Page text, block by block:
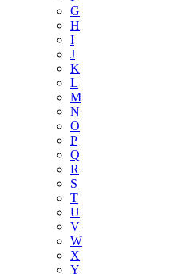
G
H
I
J
K
L
M
N
O
P
Q
R
S
T
U
V
W
X
Y